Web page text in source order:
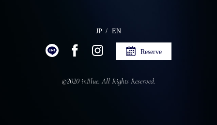
JP EN
Reserve
©2020 inBlue. All Rights Reserved.